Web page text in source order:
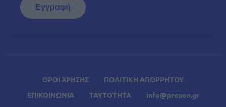
ΟΡΟΙ ΧΡΗΣΗΣ
ΠΟΛΙΤΙΚΗ ΑΠΟΡΡΗΤΟΥ
ΕΠΙΚΟΙΝΩΝΙΑ
ΤΑΥΤΟΤΗΤΑ
info@proson.gr